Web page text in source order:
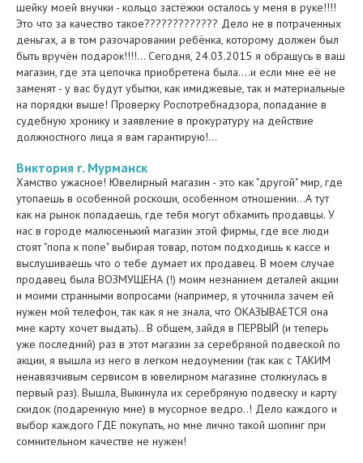
шейку моей внучки - кольцо застёжки осталось у меня в руке!!!!
Это что за качество такое????????????? Дело не в потраченных
деньгах, а в том разочаровании ребёнка, которому должен был
быть вручён подарок!!!!... Сегодня, 24.03.2015 я обращусь в ваш
магазин, где эта цепочка приобретена была....и если мне её не
заменят - у вас будут убытки, как имиджевые, так и материальные
на порядки выше! Проверку Роспотребнадзора, попадание в
судебную хронику и заявление в прокуратуру на действие
должностного лица я вам гарантирую!...
Виктория г. Мурманск
Хамство ужасное! Ювелирный магазин - это как "другой" мир, где
утопаешь в особенной роскоши, особенном отношении...А тут
как на рынок попадаешь, где тебя могут обхамить продавцы. У
нас в городе малюсенький магазин этой фирмы, где все люди
стоят "попа к попе" выбирая товар, потом подходишь к кассе и
выслушиваешь что о тебе думает их продавец. В моем случае
продавец была ВОЗМУЩЕНА (!) моим незнанием деталей акции
и моими странными вопросами (например, я уточнила зачем ей
нужен мой телефон, так как я не знала, что ОКАЗЫВАЕТСЯ она
мне карту хочет выдать).. В общем, зайдя в ПЕРВЫЙ (и теперь
уже последний) раз в этот магазин за серебряной подвеской по
акции, я вышла из него в легком недоумении (так как с ТАКИМ
ненавязчивым сервисом в ювелирном магазине столкнулась в
первый раз). Вышла, Выкинула их серебряную подвеску и карту
скидок (подаренную мне) в мусорное ведро..! Дело каждого и
выбор каждого ГДЕ покупать, но мне лично такой шопинг при
сомнительном качестве не нужен!